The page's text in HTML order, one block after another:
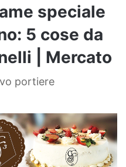
speciale
5 cose da
| Mercato
portiere